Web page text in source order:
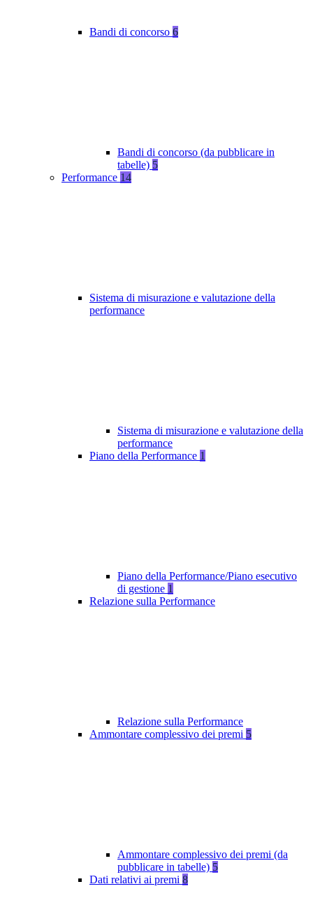
Bandi di concorso 6
Bandi di concorso (da pubblicare in
tabelle) 5
Performance 14
Sistema di misurazione e valutazione della
performance
Sistema di misurazione e valutazione della
performance
Piano della Performance 1
Piano della Performance/Piano esecutivo
di gestione 1
Relazione sulla Performance
Relazione sulla Performance
Ammontare complessivo dei premi 5
Ammontare complessivo dei premi (da
pubblicare in tabelle) 5
Dati relativi ai premi 8